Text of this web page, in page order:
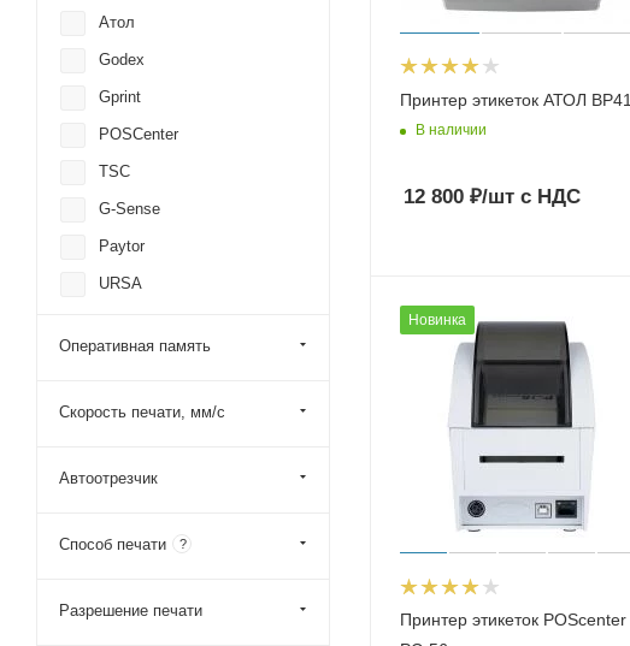
Принтер этикеток АТОЛ BP41
В наличии
12 800 ₽/шт с НДС
Новинка
Принтер этикеток POScenter
Атол
Godex
Gprint
POSCenter
TSC
G-Sense
Paytor
URSA
Оперативная память
Скорость печати, мм/с
Автоотрезчик
Способ печати ?
Разрешение печати